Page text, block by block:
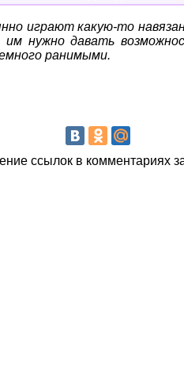
играют какую-то
нужно давать
ранимыми.
ссылок в комментариях